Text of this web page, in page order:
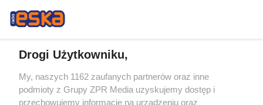
Challenger ATP Kozerki. Ostatni
Polak odpada z turnieju
ZOBACZ WIĘCEJ
Drogi Użytkowniku,
My, naszych 1162 zaufanych partnerów oraz inne
podmioty z Grupy ZPR Media uzyskujemy dostęp i
przechowujemy informacje na urządzeniu oraz